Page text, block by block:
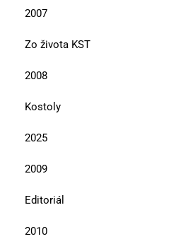
2007
Zo života KST
2008
Kostoly
2025
2009
Editoriál
2010